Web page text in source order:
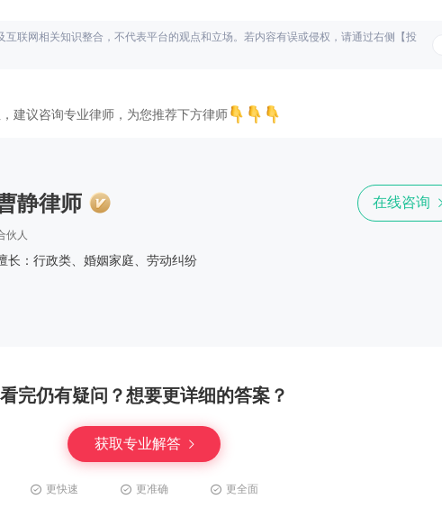
联网相关知识整合，不代表平台的观点和立场。若内容有误或侵权，请通过右侧【投
建议咨询专业律师，为您推荐下方律师
静律师
伙人
长：行政类、婚姻家庭、劳动纠纷
在线咨询
看完仍有疑问？想要更详细的答案？
获取专业解答
更快速 更准确 更全面